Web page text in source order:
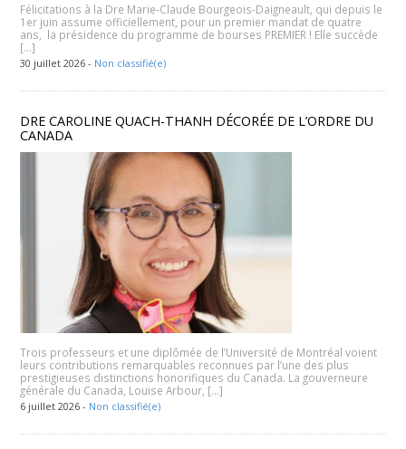
Félicitations à la Dre Marie-Claude Bourgeois-Daigneault, qui depuis le
1er juin assume officiellement, pour un premier mandat de quatre
ans, la présidence du programme de bourses PREMIER ! Elle succède
[…]
30 juillet 2026 - Non classifié(e)
DRE CAROLINE QUACH-THANH DÉCORÉE DE L’ORDRE DU
CANADA
Trois professeurs et une diplômée de l’Université de Montréal voient
leurs contributions remarquables reconnues par l’une des plus
prestigieuses distinctions honorifiques du Canada. La gouverneure
générale du Canada, Louise Arbour, […]
6 juillet 2026 - Non classifié(e)